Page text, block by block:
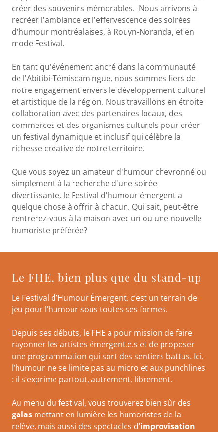
créer des souvenirs mémorables. Nous arrivons à
recréer l'ambiance et l'effervescence des soirées
d'humour montréalaises, à Rouyn-Noranda, et en
mode Festival.
En tant qu'événement ancré dans la communauté
de l'Abitibi-Témiscamingue, nous sommes fiers de
notre engagement envers le développement culturel
et artistique de la région. Nous travaillons en étroite
collaboration avec des partenaires locaux, des
commerces et des organismes culturels pour créer
un festival dynamique et inclusif qui célèbre la
richesse créative de notre territoire.
Que vous soyez un amateur d'humour chevronné ou
simplement à la recherche d'une soirée
divertissante, le Festival d'humour émergent a
quelque chose à offrir à chacun. Qui sait, peut-être
rentrerez-vous à la maison avec un ou une nouvelle
humoriste préférée?
Le FHE, bien plus que du stand-up
Le Festival d’Humour Émergent, c’est un terrain de
jeu pour l’humour sous toutes ses formes.
Depuis ses débuts, le FHE a pour mission de faire
rayonner les artistes émergent.e.s et de proposer
une programmation qui sort des sentiers battus. Ici,
l’humour ne se limite pas au micro et aux punchlines
: il s’exprime partout, autrement, librement.
Au menu du festival, vous trouverez bien sûr des
galas mettant en lumière les humoristes de la
relève, mais aussi des spectacles d’improvisation